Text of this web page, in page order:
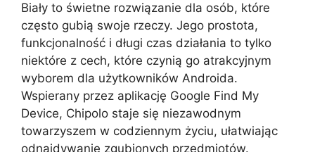
Biały to świetne rozwiązanie dla osób, które
często gubią swoje rzeczy. Jego prostota,
funkcjonalność i długi czas działania to tylko
niektóre z cech, które czynią go atrakcyjnym
wyborem dla użytkowników Androida.
Wspierany przez aplikację Google Find My
Device, Chipolo staje się niezawodnym
towarzyszem w codziennym życiu, ułatwiając
odnajdywanie zgubionych przedmiotów.